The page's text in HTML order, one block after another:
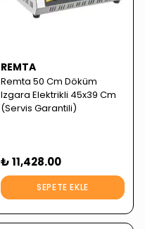
REMTA
Remta 50 Cm Döküm
Izgara Elektrikli 45x39 Cm
(Servis Garantili)
₺ 11,428.00
SEPETE EKLE